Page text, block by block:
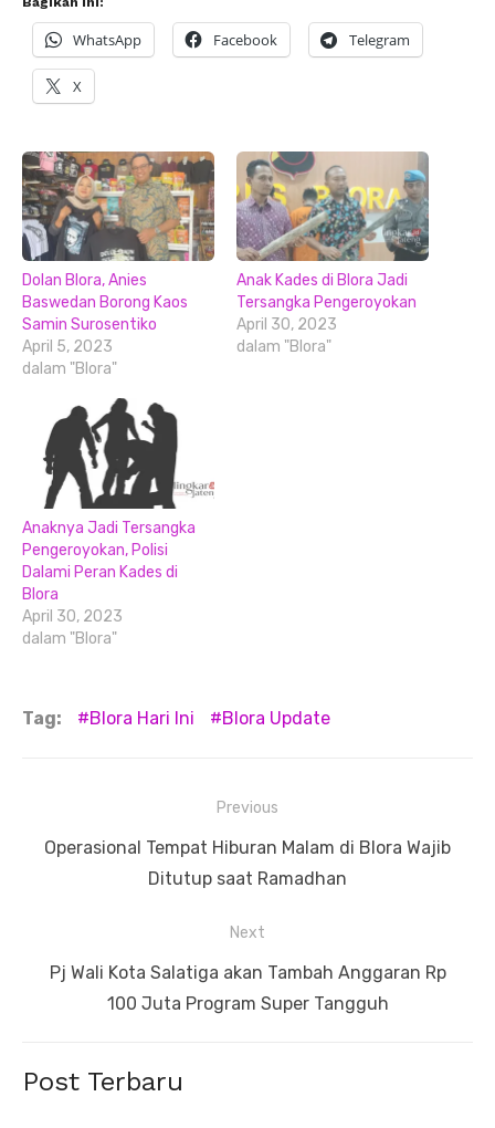
WhatsApp Facebook Telegram
X
Dolan Blora, Anies
Baswedan Borong Kaos
Samin Surosentiko
April 5, 2023
dalam "Blora"
Anak Kades di Blora Jadi
Tersangka Pengeroyokan
April 30, 2023
dalam "Blora"
Anaknya Jadi Tersangka
Pengeroyokan, Polisi
Dalami Peran Kades di
Blora
April 30, 2023
dalam "Blora"
Tag: Blora Hari Ini Blora Update
pos
Previous
Previous
Operasional Tempat Hiburan Malam di Blora Wajib
Ditutup saat Ramadhan
Next
Next
Pj Wali Kota Salatiga akan Tambah Anggaran Rp
100 Juta Program Super Tangguh
Post Terbaru